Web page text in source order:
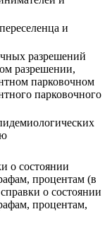
и
разрешений
разрешении,
парковочном
парковочного
о состоянии
процентам (в
о состоянии
процентам,